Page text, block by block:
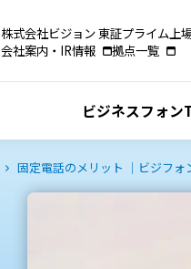
株式会社ビジョン 東証プライム上
会社案内・IR情報
拠点一覧
ビジネスフォン
固定電話のメリット ｜ビジフォ